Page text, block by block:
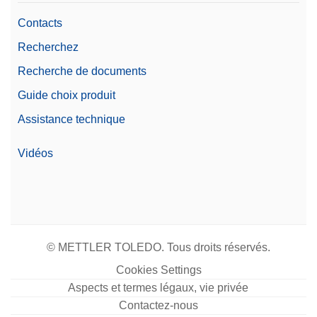
Contacts
Recherchez
Recherche de documents
Guide choix produit
Assistance technique
Vidéos
© METTLER TOLEDO. Tous droits réservés.
Cookies Settings
Aspects et termes légaux, vie privée
Contactez-nous